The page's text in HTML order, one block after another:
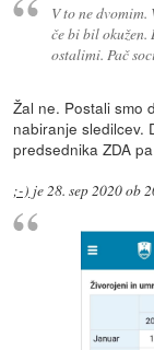
V to ne
če bi bil okužen.
ostalimi. Pač
Žal ne. Postali smo
nabiranje sledilcev.
predsednika ZDA
;-) je28. sep 2020 ob